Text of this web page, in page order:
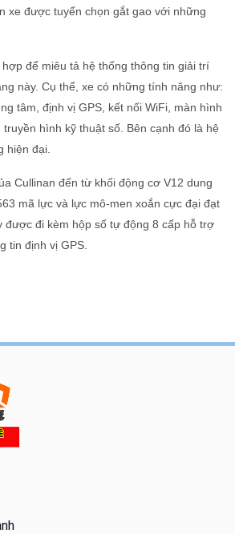
xe được tuyển chọn gắt gao với những
hợp để miêu tả hệ thống thông tin giải trí
này. Cụ thể, xe có những tính năng như:
tâm, định vị GPS, kết nối WiFi, màn hình
truyền hình kỹ thuật số. Bên cạnh đó là hệ
hiện đại.
Cullinan đến từ khối động cơ V12 dung
mã lực và lực mô-men xoắn cực đại đạt
được đi kèm hộp số tự động 8 cấp hỗ trợ
tin định vị GPS.